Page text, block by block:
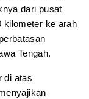
dari pusat
kilometer ke arah
Tengah.
di atas